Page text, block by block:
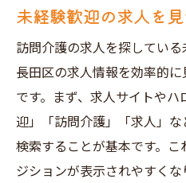
未経験歓迎の求人を
訪問介護の求人を探してい
長田区の求人情報を効率的
です。まず、求人サイトや
迎」「訪問介護」「求人」
検索することが基本です。
ジションが表示されやすく